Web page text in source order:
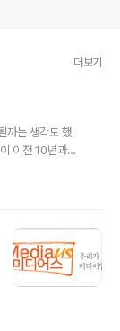
더보기
까는 생각도 했
이전 10년과는
득권 세력은 쟁
를 그만두지 않
, 그렇게 대학에
상상할 수 없었